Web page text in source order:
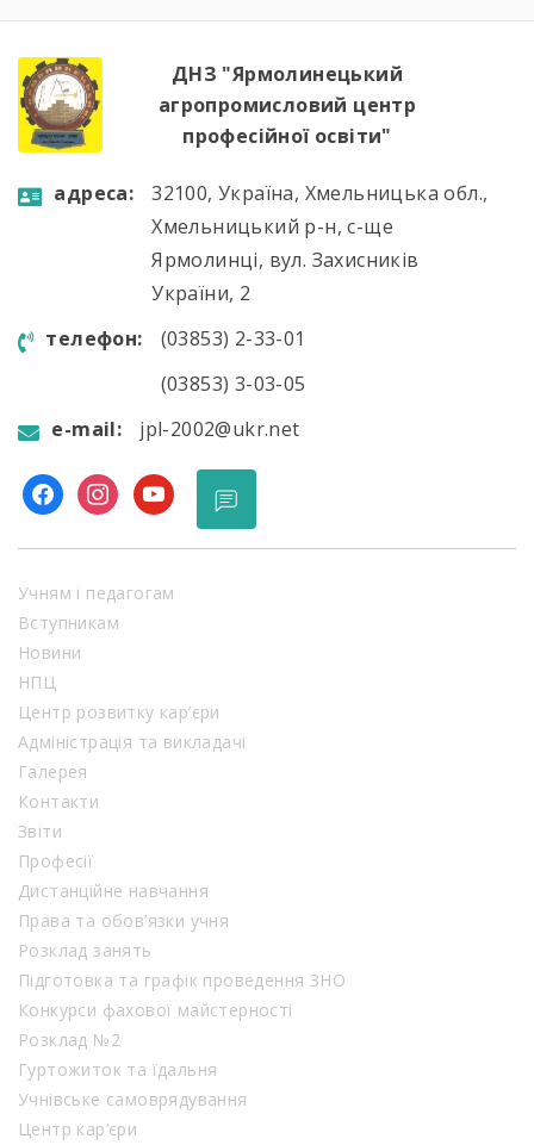
Алла Гончарук проаналізувала роботу комісії
ДНЗ "Ярмолинецький
агропромисловий центр
професійної освіти"
aдресa:
32100, Україна, Хмельницька обл.,
Хмельницький р-н, с-ще
Ярмолинці, вул. Захисників
України, 2
телефон:
(03853) 2-33-01
(03853) 3-03-05
e-mail:
jpl-2002@ukr.net
facebookinstagram
youtube
Учням і педагогам
Вступникам
Новини
НПЦ
Центр розвитку кар’єри
Адміністрація та викладачі
Галерея
Контакти
Звіти
Професії
Дистанційне навчання
Права та обов’язки учня
Розклад занять
Підготовка та графік проведення ЗНО
Конкурси фахової майстерності
Розклад №2
Гуртожиток та їдальня
Учнівське самоврядування
Центр кар’єри